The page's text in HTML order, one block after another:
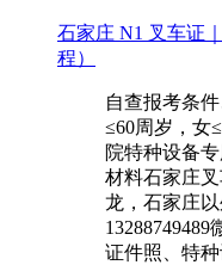
石家庄 N1 叉车证
程）
自查报考条
≤60周岁，女
院特种设备
材料石家庄
龙，石家庄
证件照、特种